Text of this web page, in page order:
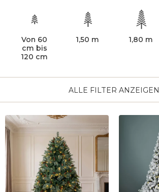
Von 60
cm bis
120 cm
1,50 m 1,80 m
ALLE FILTER ANZEIGEN